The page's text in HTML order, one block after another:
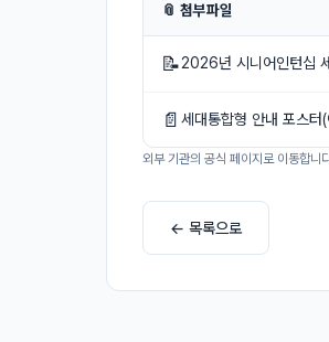
📎 첨부파일
📝2026년 시니어인턴십
📄 세대통합형 안내 포스
외부 기관의 공식 페이지로 이동합니
← 목록으로